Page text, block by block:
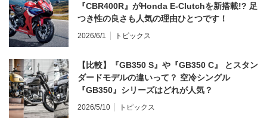
『CBR400R』がHonda E-Clutchを新搭載!? 足
つき性の良さも人気の理由ひとつです！
2026/6/1 トピックス
【比較】『GB350 S』や『GB350 C』 とスタン
ダードモデルの違いって？ 空冷シングル
『GB350』シリーズはどれが人気？
2026/5/10 トピックス